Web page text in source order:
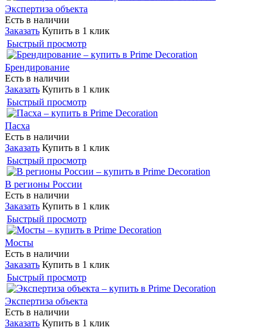
Экспертиза объекта
Есть в наличии
Заказать Купить в 1 клик
Быстрый просмотр
Брендирование
Есть в наличии
Заказать Купить в 1 клик
Быстрый просмотр
Пасха
Есть в наличии
Заказать Купить в 1 клик
Быстрый просмотр
В регионы России
Есть в наличии
Заказать Купить в 1 клик
Быстрый просмотр
Мосты
Есть в наличии
Заказать Купить в 1 клик
Быстрый просмотр
Экспертиза объекта
Есть в наличии
Заказать Купить в 1 клик